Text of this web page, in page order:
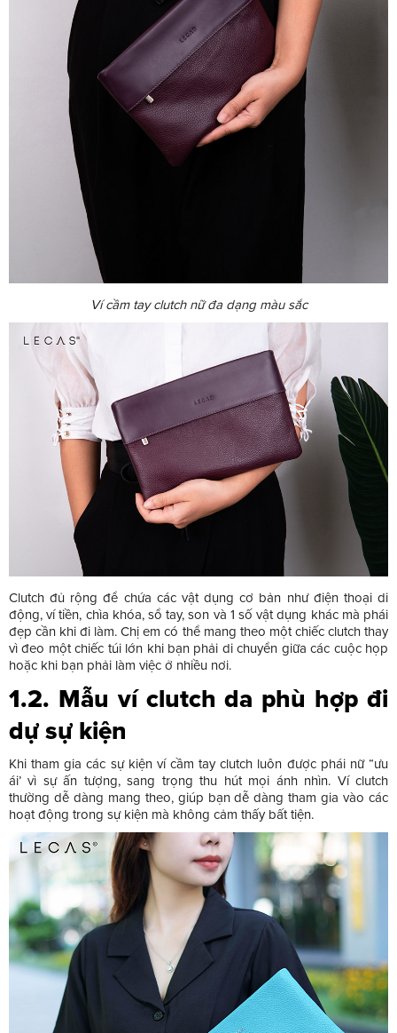
Ví cầm tay clutch nữ đa dạng màu sắc
Clutch đủ rộng để chứa các vật dụng cơ bản như điện thoại di
động, ví tiền, chìa khóa, sổ tay, son và 1 số vật dụng khác mà phái
đẹp cần khi đi làm. Chị em có thể mang theo một chiếc clutch thay
vì đeo một chiếc túi lớn khi bạn phải di chuyển giữa các cuộc họp
hoặc khi bạn phải làm việc ở nhiều nơi.
1.2. Mẫu ví clutch da phù hợp đi
dự sự kiện
Khi tham gia các sự kiện ví cầm tay clutch luôn được phái nữ “ưu
ái’ vì sự ấn tượng, sang trọng thu hút mọi ánh nhìn. Ví clutch
thường dễ dàng mang theo, giúp bạn dễ dàng tham gia vào các
hoạt động trong sự kiện mà không cảm thấy bất tiện.